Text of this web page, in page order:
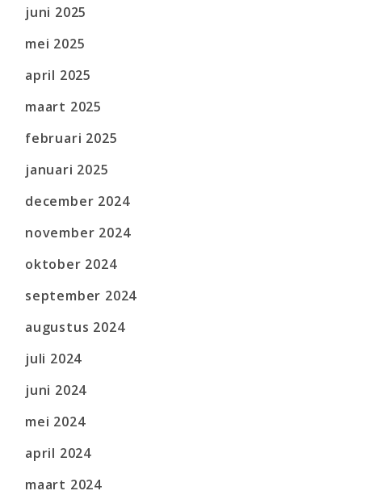
juni 2025
mei 2025
april 2025
maart 2025
februari 2025
januari 2025
december 2024
november 2024
oktober 2024
september 2024
augustus 2024
juli 2024
juni 2024
mei 2024
april 2024
maart 2024